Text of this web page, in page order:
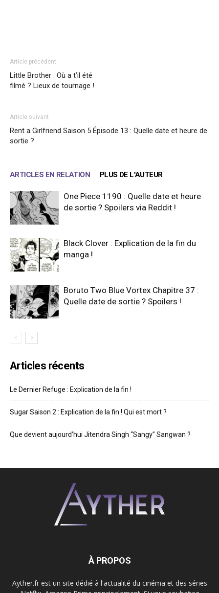
Article précédent
Little Brother : Où a t’il été
filmé ? Lieux de tournage !
Article suivant
Rent a Girlfriend Saison 5 Épisode 13 : Quelle date et heure de
sortie ?
ARTICLES EN RELATION PLUS DE L'AUTEUR
One Piece 1190 : Quelle date et heure
de sortie ? Spoilers via Reddit !
Black Clover : Explication de la fin du
manga !
Boruto Two Blue Vortex Chapitre 37 :
Quelle date de sortie ? Spoilers !
Articles récents
Le Dernier Refuge : Explication de la fin !
Sugar Saison 2 : Explication de la fin ! Qui est mort ?
Que devient aujourd’hui Jitendra Singh “Sangy” Sangwan ?
À PROPOS
Ayther.fr est un site dédié à l'actualité du cinéma et des séries